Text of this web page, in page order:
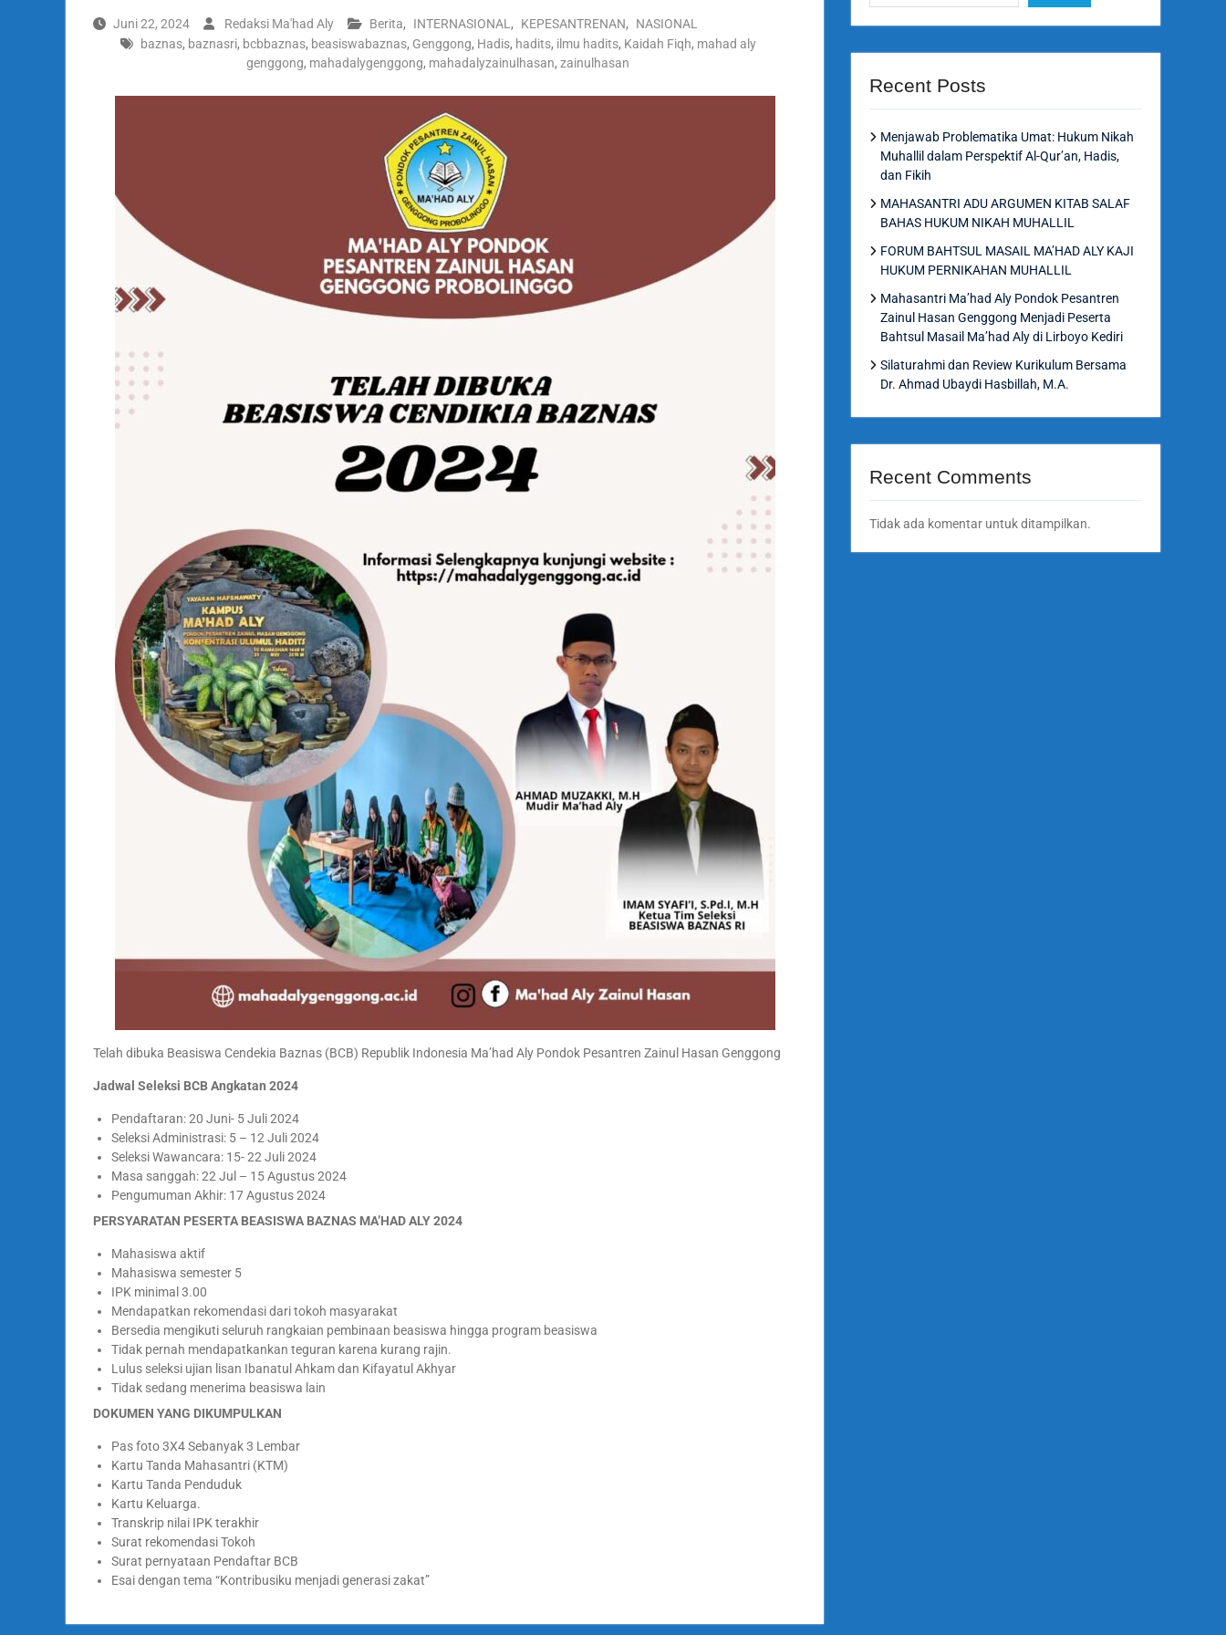
Juni 22, 2024 Redaksi Ma'had Aly Berita, INTERNASIONAL , KEPESANTRENAN,
NASIONAL
baznas, baznasri, bcbbaznas, beasiswabaznas, Genggong, Hadis, hadits, ilmu hadits, Kaidah Fiqh, mahad aly
genggong, mahadalygenggong, mahadalyzainulhasan, zainulhasan
Telah dibuka Beasiswa Cendekia Baznas (BCB) Republik Indonesia Ma’had Aly Pondok Pesantren Zainul Hasan Genggong
Jadwal Seleksi BCB Angkatan 2024
Pendaftaran: 20 Juni- 5 Juli 2024
Seleksi Administrasi: 5 – 12 Juli 2024
Seleksi Wawancara: 15- 22 Juli 2024
Masa sanggah: 22 Jul – 15 Agustus 2024
Pengumuman Akhir: 17 Agustus 2024
PERSYARATAN PESERTA BEASISWA BAZNAS MA’HAD ALY 2024
Mahasiswa aktif
Mahasiswa semester 5
IPK minimal 3.00
Mendapatkan rekomendasi dari tokoh masyarakat
Bersedia mengikuti seluruh rangkaian pembinaan beasiswa hingga program beasiswa
Tidak pernah mendapatkankan teguran karena kurang rajin.
Lulus seleksi ujian lisan Ibanatul Ahkam dan Kifayatul Akhyar
Tidak sedang menerima beasiswa lain
DOKUMEN YANG DIKUMPULKAN
Pas foto 3X4 Sebanyak 3 Lembar
Kartu Tanda Mahasantri (KTM)
Kartu Tanda Penduduk
Kartu Keluarga.
Transkrip nilai IPK terakhir
Surat rekomendasi Tokoh
Surat pernyataan Pendaftar BCB
Esai dengan tema “Kontribusiku menjadi generasi zakat”
Recent Posts
Menjawab Problematika Umat: Hukum Nikah
Muhallil dalam Perspektif Al-Qur’an, Hadis,
dan Fikih
MAHASANTRI ADU ARGUMEN KITAB SALAF
BAHAS HUKUM NIKAH MUHALLIL
FORUM BAHTSUL MASAIL MA’HAD ALY KAJI
HUKUM PERNIKAHAN MUHALLIL
Mahasantri Ma’had Aly Pondok Pesantren
Zainul Hasan Genggong Menjadi Peserta
Bahtsul Masail Ma’had Aly di Lirboyo Kediri
Silaturahmi dan Review Kurikulum Bersama
Dr. Ahmad Ubaydi Hasbillah, M.A.
Recent Comments
Tidak ada komentar untuk ditampilkan.